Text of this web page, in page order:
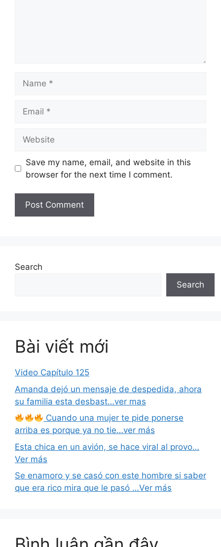
Save my name, email, and website in this
browser for the next time I comment.
Search
Search
Bài viết mới
Video Capítulo 125
Amanda dejó un mensaje de despedida, ahora
su familia esta desbast…ver mas
Cuando una mujer te pide ponerse
arriba es porque ya no tie…ver más
Esta chica en un avión, se hace viral al provo…
Ver más
Se enamoro y se casó con este hombre si saber
que era rico mira que le pasó …Ver más